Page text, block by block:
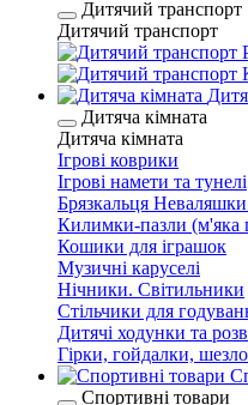
Дитячий транспорт
Дитячий транспорт
Дитяча кімната
Дитяча кімната
Ігрові коврики
Ігрові намети та тунелі
Брязкальця
Килимки-пазли (м'яка
Кошики для іграшок
Музичні каруселі
Нічники. Світильники
Стільчики для
Дитячі ходунки та
Гірки, гойдалки,
Спортивні товари